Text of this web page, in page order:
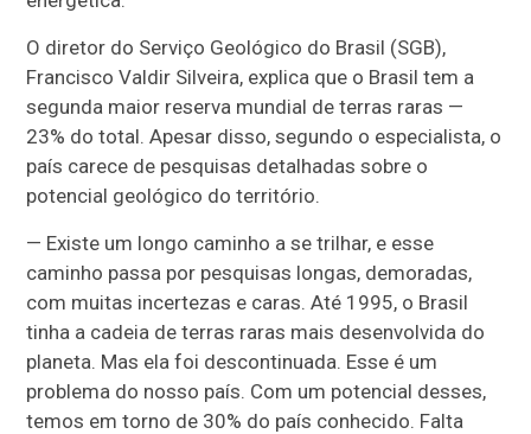
O diretor do Serviço Geológico do Brasil (SGB),
Francisco Valdir Silveira, explica que o Brasil tem a
segunda maior reserva mundial de terras raras —
23% do total. Apesar disso, segundo o especialista, o
país carece de pesquisas detalhadas sobre o
potencial geológico do território.
— Existe um longo caminho a se trilhar, e esse
caminho passa por pesquisas longas, demoradas,
com muitas incertezas e caras. Até 1995, o Brasil
tinha a cadeia de terras raras mais desenvolvida do
planeta. Mas ela foi descontinuada. Esse é um
problema do nosso país. Com um potencial desses,
temos em torno de 30% do país conhecido. Falta